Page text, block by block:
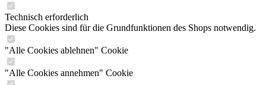
Technisch erforderlich
Diese Cookies sind für die Grundfunktionen des Shops notwendig.
"Alle Cookies ablehnen" Cookie
"Alle Cookies annehmen" Cookie